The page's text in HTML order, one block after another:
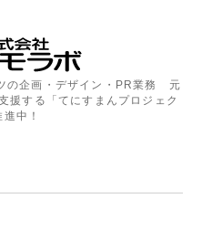
の企画・デザイン・PR業務 元
援する「てにすまんプロジェク
進中！